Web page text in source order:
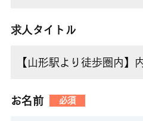
求人タイトル
お名前 必須